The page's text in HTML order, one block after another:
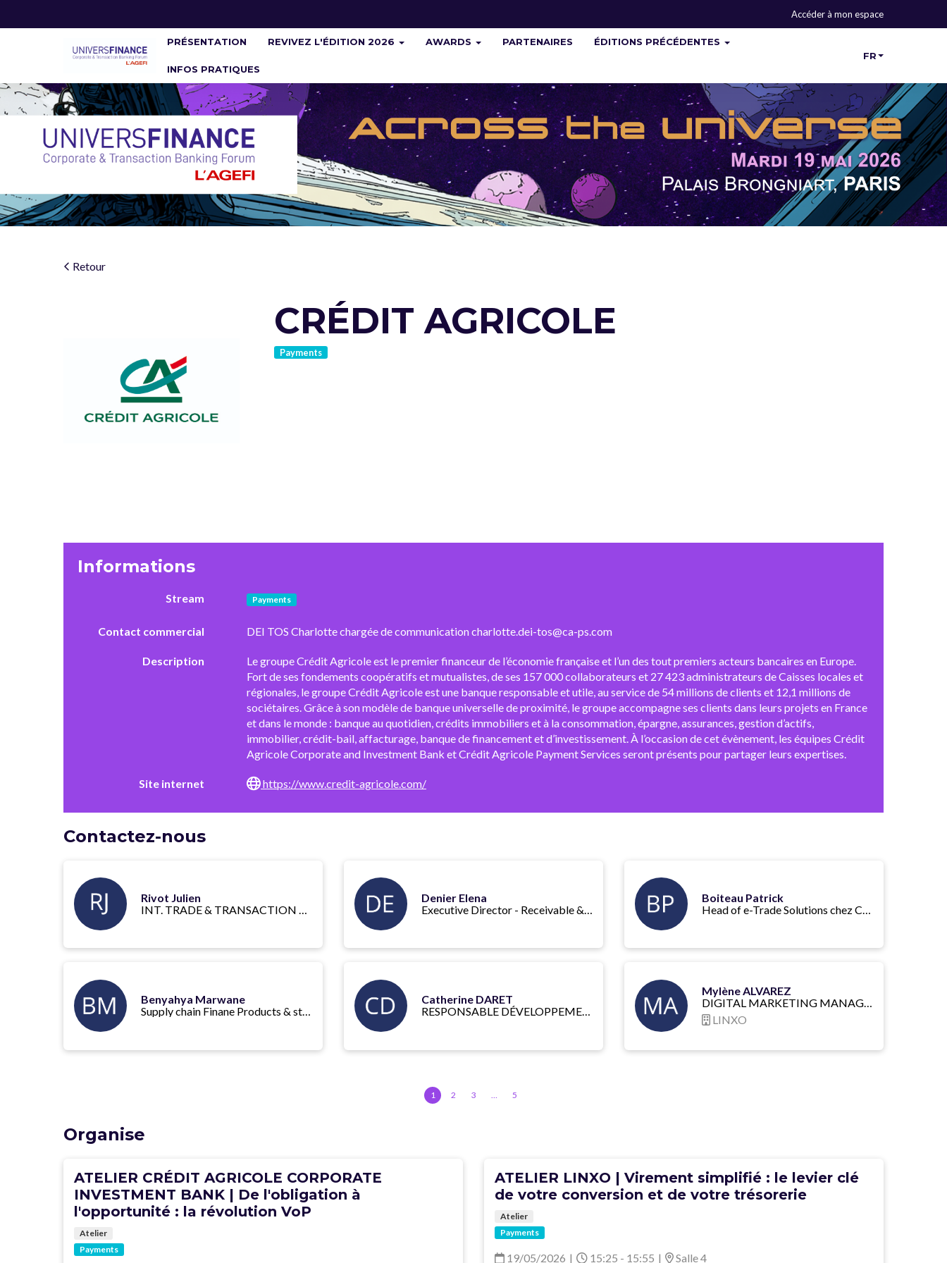
Accéder à mon espace
PRÉSENTATION REVIVEZ L'ÉDITION 2026 AWARDS PARTENAIRES ÉDITIONS PRÉCÉDENTES
INFOS PRATIQUES
FR
Retour
CRÉDIT AGRICOLE
Payments
Informations
Stream Payments
Contact commercial DEI TOS Charlotte chargée de communication charlotte.dei-tos@ca-ps.com
Description
Le groupe Crédit Agricole est le premier financeur de l’économie française et l’un des tout premiers acteurs bancaires en Europe.
Fort de ses fondements coopératifs et mutualistes, de ses 157 000 collaborateurs et 27 423 administrateurs de Caisses locales et
régionales, le groupe Crédit Agricole est une banque responsable et utile, au service de 54 millions de clients et 12,1 millions de
sociétaires. Grâce à son modèle de banque universelle de proximité, le groupe accompagne ses clients dans leurs projets en France
et dans le monde : banque au quotidien, crédits immobiliers et à la consommation, épargne, assurances, gestion d’actifs,
immobilier, crédit-bail, affacturage, banque de financement et d’investissement. À l’occasion de cet évènement, les équipes Crédit
Agricole Corporate and Investment Bank et Crédit Agricole Payment Services seront présents pour partager leurs expertises.
Site internet https://www.credit-agricole.com/
Contactez-nous
Rivot Julien
Denier Elena
Boiteau Patrick
Benyahya Marwane
Supply chain Finane Products & structuring
Catherine DARET
RESPONSABLE DÉVELOPPEMENT FLUX
Mylène ALVAREZ
DIGITAL MARKETING MANAGER
LINXO
1 2 3 5
Organise
ATELIER CRÉDIT AGRICOLE CORPORATE
INVESTMENT BANK | De l'obligation à
l'opportunité : la révolution VoP
Atelier
Payments
ATELIER LINXO | Virement simplifié : le levier clé
de votre conversion et de votre trésorerie
Atelier
Payments
19/05/2026 | 15:25 - 15:55 | Salle 4